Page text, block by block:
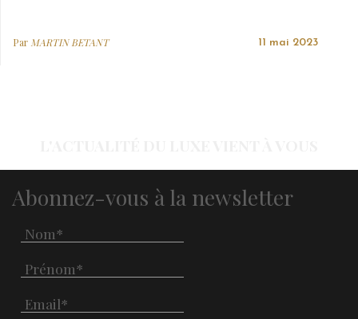
Par MARTIN BETANT 11 mai 2023
Abonnez-vous à la newsletter